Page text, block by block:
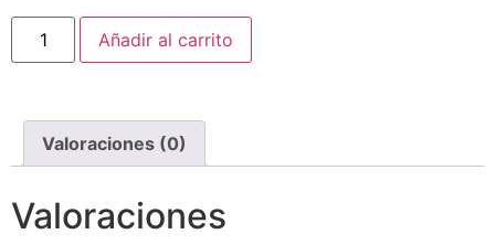
Añadir al carrito
Valoraciones (0)
Valoraciones